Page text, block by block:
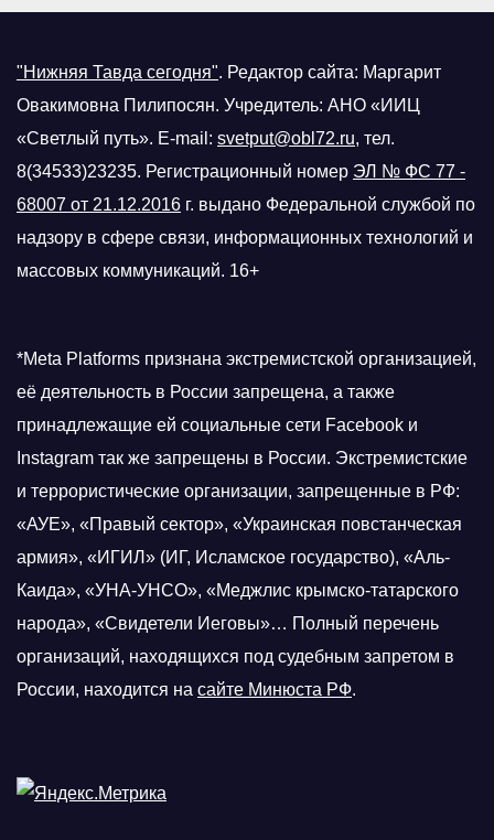
"Нижняя Тавда сегодня". Редактор сайта: Маргарит
Овакимовна Пилипосян. Учредитель: АНО «ИИЦ
«Светлый путь». E-mail: svetput@obl72.ru, тел.
8(34533)23235. Регистрационный номер ЭЛ № ФС 77 -
68007 от 21.12.2016 г. выдано Федеральной службой по
надзору в сфере связи, информационных технологий и
массовых коммуникаций. 16+
*Meta Platforms признана экстремистской организацией,
её деятельность в России запрещена, а также
принадлежащие ей социальные сети Facebook и
Instagram так же запрещены в России. Экстремистские
и террористические организации, запрещенные в РФ:
«АУЕ», «Правый сектор», «Украинская повстанческая
армия», «ИГИЛ» (ИГ, Исламское государство), «Аль-
Каида», «УНА-УНСО», «Меджлис крымско-татарского
народа», «Свидетели Иеговы»… Полный перечень
организаций, находящихся под судебным запретом в
России, находится на сайте Минюста РФ.